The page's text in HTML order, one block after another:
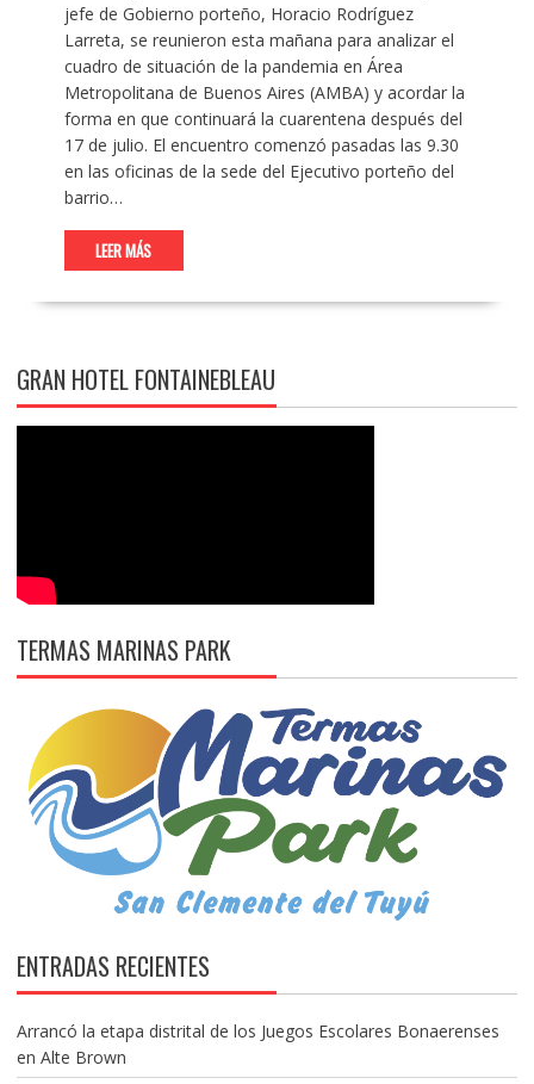
jefe de Gobierno porteño, Horacio Rodríguez
Larreta, se reunieron esta mañana para analizar el
cuadro de situación de la pandemia en Área
Metropolitana de Buenos Aires (AMBA) y acordar la
forma en que continuará la cuarentena después del
17 de julio. El encuentro comenzó pasadas las 9.30
en las oficinas de la sede del Ejecutivo porteño del
barrio…
LEER MÁS
GRAN HOTEL FONTAINEBLEAU
TERMAS MARINAS PARK
ENTRADAS RECIENTES
Arrancó la etapa distrital de los Juegos Escolares Bonaerenses
en Alte Brown